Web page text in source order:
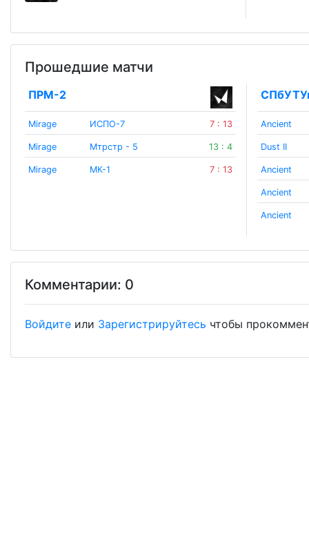
Прошедшие матчи
ПРМ-2
Mirage ИСПО-7 7 : 13
Mirage Мтрстр - 5 13 : 4
Mirage МК-1 7 : 13
Ancient
Dust II
Ancient
Ancient
Ancient
Комментарии: 0
Войдите или Зарегистрируйтесь чтобы